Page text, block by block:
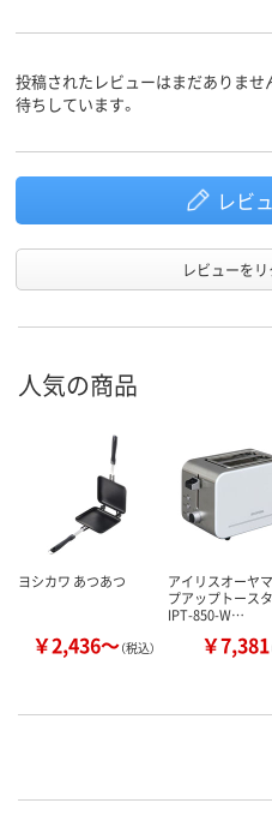
投稿されたレビューはまだありま
待ちしています。
レビ
レビューを
人気の商品
ヨシカワ あつあつ
￥2,436～（税込）
アイリスオーヤ
プアップトース
IPT-850-W…
￥7,381